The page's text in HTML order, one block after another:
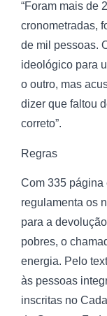
“Foram mais de
cronometradas,
de mil pessoas.
ideológico para
o outro, mas
dizer que faltou
correto”.
Regras
Com 335 página
regulamenta os
para a
pobres, o
energia. Pelo
às pessoas
inscritas no